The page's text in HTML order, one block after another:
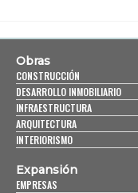
Obras
CONSTRUCCIÓN
DESARROLLO INMOBILIARIO
INFRAESTRUCTURA
ARQUITECTURA
INTERIORISMO
Expansión
EMPRESAS